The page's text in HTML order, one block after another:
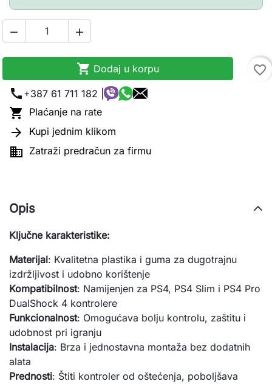
 
 Dodaj u korpu
favorite_border
call +387 61 711 182 |
 Plaćanje na rate
 Kupi jednim klikom
 Zatraži predračun za firmu
Opis
Ključne karakteristike:
Materijal: Kvalitetna plastika i guma za dugotrajnu
izdržljivost i udobno korištenje
Kompatibilnost: Namijenjen za PS4, PS4 Slim i PS4 Pro
DualShock 4 kontrolere
Funkcionalnost: Omogućava bolju kontrolu, zaštitu i
udobnost pri igranju
Instalacija: Brza i jednostavna montaža bez dodatnih
alata
Prednosti: Štiti kontroler od oštećenja, poboljšava